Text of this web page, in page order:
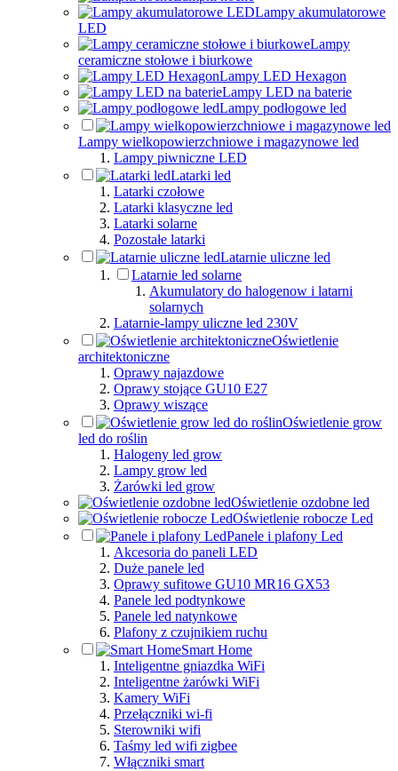
Lampy akumulatorowe
LED
Lampy
ceramiczne stołowe i biurkowe
Lampy LED Hexagon
Lampy LED na baterie
Lampy podłogowe led
Lampy wielkopowierzchniowe i magazynowe led
Lampy piwniczne LED
Latarki led
Latarki czołowe
Latarki klasyczne led
Latarki solarne
Pozostałe latarki
Latarnie uliczne led
Latarnie led solarne
Akumulatory do halogenow i latarni
solarnych
Latarnie-lampy uliczne led 230V
Oświetlenie
architektoniczne
Oprawy najazdowe
Oprawy stojące GU10 E27
Oprawy wiszące
Oświetlenie grow
led do roślin
Halogeny led grow
Lampy grow led
Żarówki led grow
Oświetlenie ozdobne led
Oświetlenie robocze Led
Panele i plafony Led
Akcesoria do paneli LED
Duże panele led
Oprawy sufitowe GU10 MR16 GX53
Panele led podtynkowe
Panele led natynkowe
Plafony z czujnikiem ruchu
Smart Home
Inteligentne gniazdka WiFi
Inteligentne żarówki WiFi
Kamery WiFi
Przełączniki wi-fi
Sterowniki wifi
Taśmy led wifi zigbee
Włączniki smart